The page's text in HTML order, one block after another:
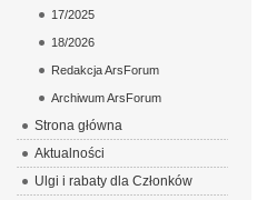
17/2025
18/2026
Redakcja ArsForum
Archiwum ArsForum
Strona główna
Aktualności
Ulgi i rabaty dla Członków